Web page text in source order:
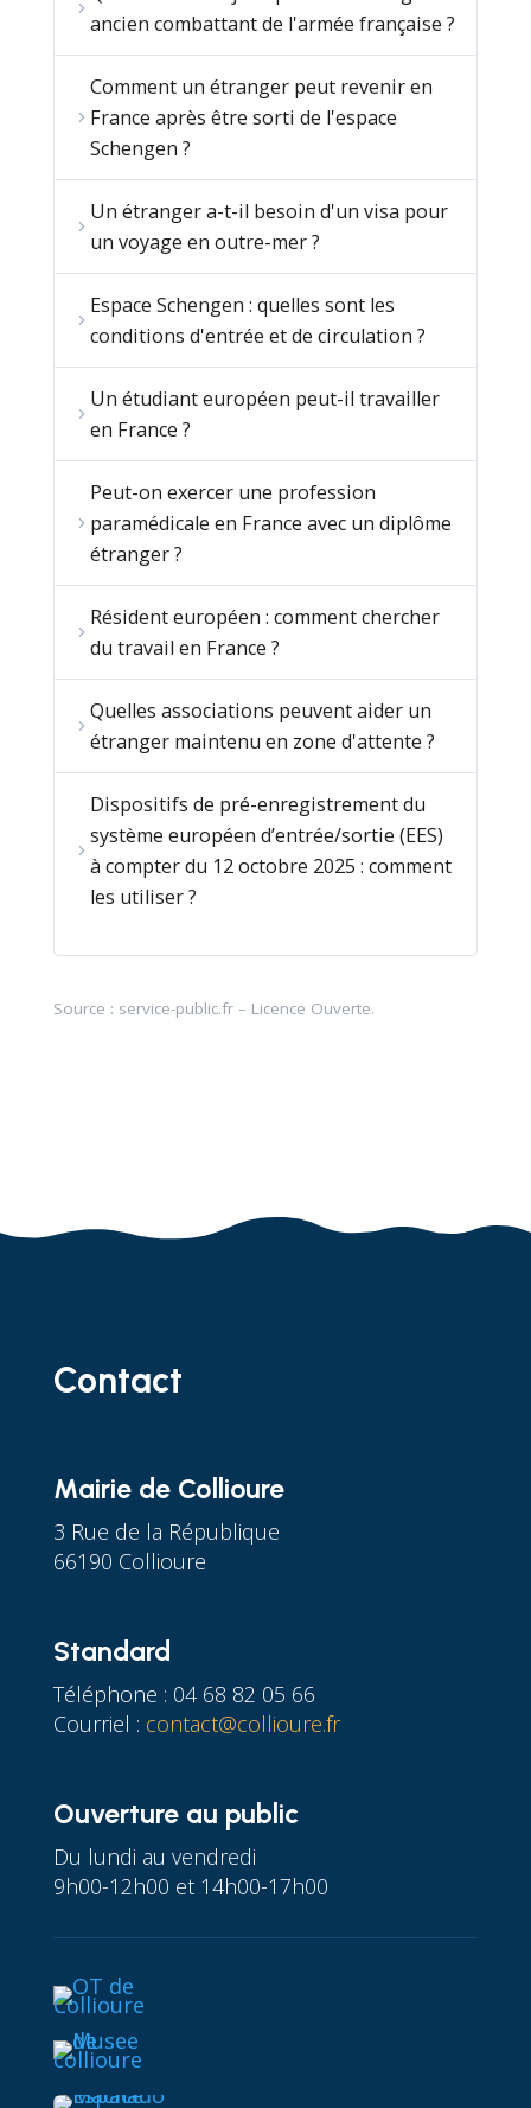
ancien combattant de l'armée française ?
Comment un étranger peut revenir en
France après être sorti de l'espace
Schengen ?
Un étranger a-t-il besoin d'un visa pour
un voyage en outre-mer ?
Espace Schengen : quelles sont les
conditions d'entrée et de circulation ?
Un étudiant européen peut-il travailler
en France ?
Peut-on exercer une profession
paramédicale en France avec un diplôme
étranger ?
Résident européen : comment chercher
du travail en France ?
Quelles associations peuvent aider un
étranger maintenu en zone d'attente ?
Dispositifs de pré-enregistrement du
système européen d’entrée/sortie (EES)
à compter du 12 octobre 2025 : comment
les utiliser ?
Source : service-public.fr– Licence Ouverte.
Contact
Mairie de Collioure
3 Rue de la République
66190 Collioure
Standard
Téléphone : 04 68 82 05 66
Courriel : contact@collioure.fr
Ouverture au public
Du lundi au vendredi
9h00-12h00 et 14h00-17h00